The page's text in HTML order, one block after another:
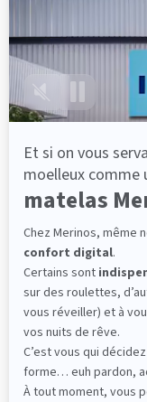
501,00 €
101 nuits
Paiement